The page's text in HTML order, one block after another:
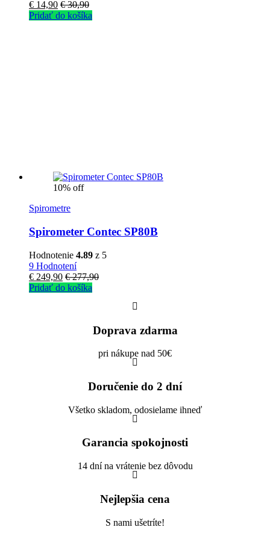
€ 14,90 €30,90
Pridať do košíka
10% off
Spirometre
Spirometer Contec SP80B
Hodnotenie 4.89 z 5
9 Hodnotení
€ 249,90 €277,90
Pridať do košíka
Doprava zdarma
pri nákupe nad 50€
Doručenie do 2 dní
Všetko skladom, odosielame ihneď
Garancia spokojnosti
14 dní na vrátenie bez dôvodu
Nejlepšia cena
S nami ušetríte!